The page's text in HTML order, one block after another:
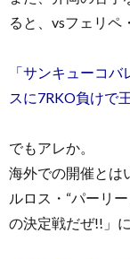
ると、vsフェリペ
「サンキューコ
スに7RKO負けで
でもアレか。
海外での開催とは
ルロス・“パーリ
の決定戦だぜ!!」